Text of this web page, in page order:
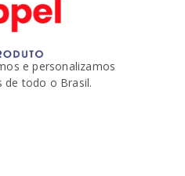
e personalizamos
de todo o Brasil.